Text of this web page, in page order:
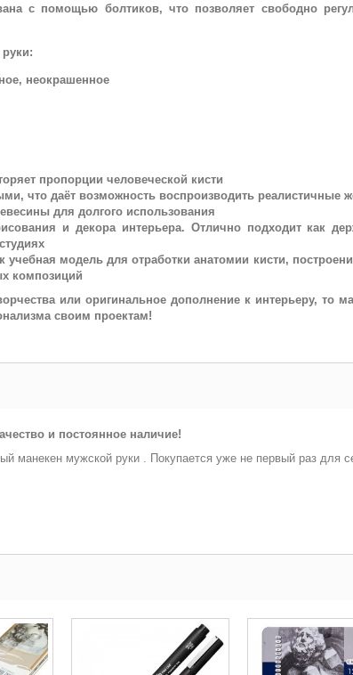
с помощью болтиков, что позволяет свободно
неокрашенное
пропорции человеческой кисти
что даёт возможность воспроизводить реалистичные
для долгого использования
и декора интерьера. Отлично подходит как
учебная модель для отработки анатомии кисти,
композиций
или оригинальное дополнение к интерьеру, то
своим проектам!
и постоянное наличие!
манекен мужской руки . Покупается уже не первый раз для